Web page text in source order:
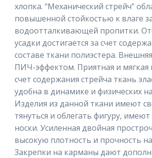
хлопка. “Механический стрейч”
повышенной стойкостью к влаге
водоотталкивающей пропитки.
усадки достигается за счет
составе ткани полиэстера.
ПИЧ-эффектом. Приятная и мягкая
счет содержания стрейча ткань
удобна в динамике и физических
Изделия из данной ткани имеют
тянуться и облегать фигуру,
носки. Усиленная двойная
высокую плотность и прочность
Закрепки на карманы дают